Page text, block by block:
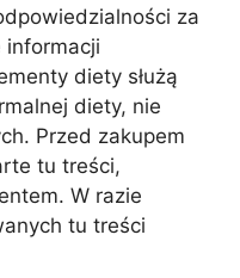
za
informacji
diety służą
diety, nie
Przed zakupem
tu treści,
W razie
tu treści